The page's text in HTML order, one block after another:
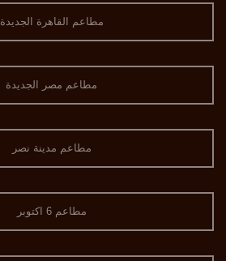
مطاعم القاهرة الجديدة
مطاعم مصر الجديدة
مطاعم مدينة نصر
مطاعم 6 اكتوبر